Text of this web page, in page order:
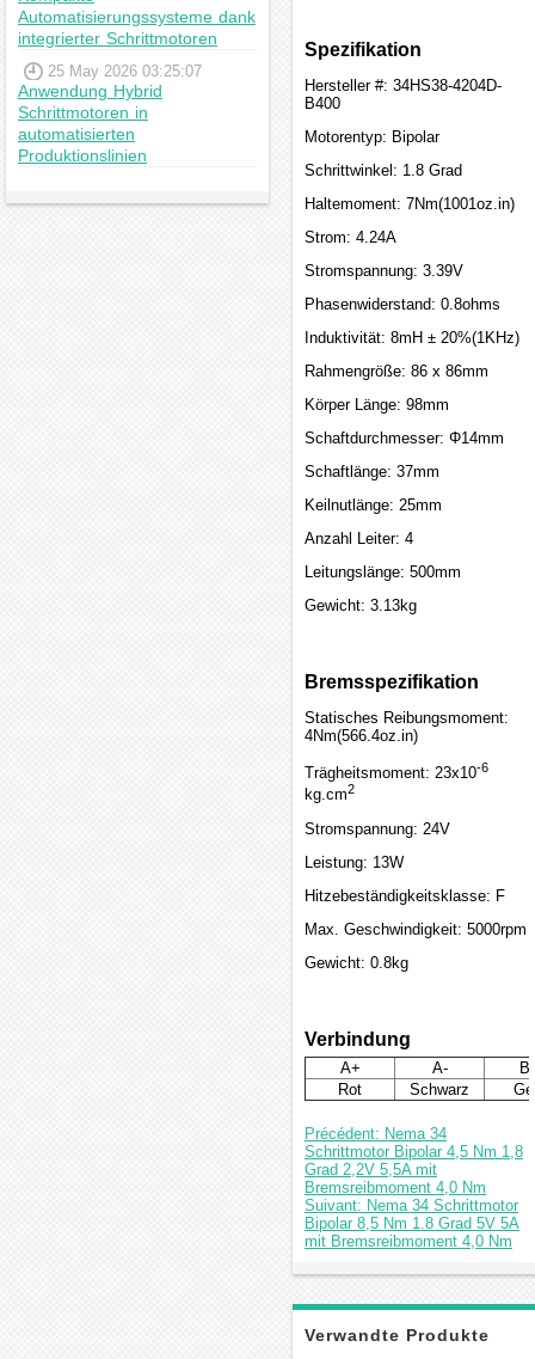
Automatisierungssysteme dank
integrierter Schrittmotoren
25 May 2026 03:25:07
Anwendung Hybrid
Schrittmotoren in
automatisierten
Produktionslinien
Spezifikation
Hersteller #: 34HS38-4204D-
B400
Motorentyp: Bipolar
Schrittwinkel: 1.8 Grad
Haltemoment: 7Nm(1001oz.in)
Strom: 4.24A
Stromspannung: 3.39V
Phasenwiderstand: 0.8ohms
Induktivität: 8mH ± 20%(1KHz)
Rahmengröße: 86 x 86mm
Körper Länge: 98mm
Schaftdurchmesser: Φ14mm
Schaftlänge: 37mm
Keilnutlänge: 25mm
Anzahl Leiter: 4
Leitungslänge: 500mm
Gewicht: 3.13kg
Bremsspezifikation
Statisches Reibungsmoment:
4Nm(566.4oz.in)
Trägheitsmoment: 23x10-6
kg.cm2
Stromspannung: 24V
Leistung: 13W
Hitzebeständigkeitsklasse: F
Max. Geschwindigkeit: 5000rpm
Gewicht: 0.8kg
Verbindung
A+ A-
Rot
Schwarz
Précédent: Nema 34
Schrittmotor Bipolar 4,5 Nm 1,8
Grad 2,2V 5,5A mit
Bremsreibmoment 4,0 Nm
Suivant: Nema 34 Schrittmotor
Bipolar 8,5 Nm 1.8 Grad 5V 5A
mit Bremsreibmoment 4,0 Nm
Verwandte Produkte